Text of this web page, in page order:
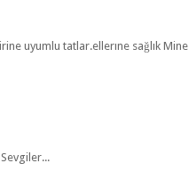
uyumlu tatlar.ellerıne sağlık Mine